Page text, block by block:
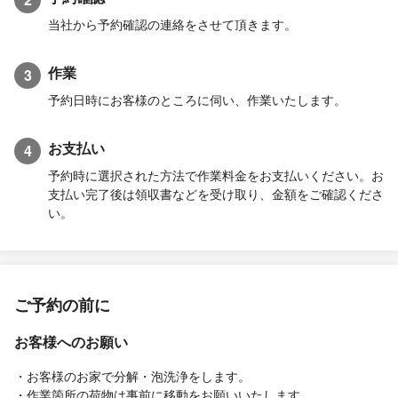
当社から予約確認の連絡をさせて頂きます。
3 作業
予約日時にお客様のところに伺い、作業いたします。
4 お支払い
予約時に選択された方法で作業料金をお支払いください。お
支払い完了後は領収書などを受け取り、金額をご確認くださ
い。
ご予約の前に
お客様へのお願い
・お客様のお家で分解・泡洗浄をします。
・作業箇所の荷物は事前に移動をお願いいたします。